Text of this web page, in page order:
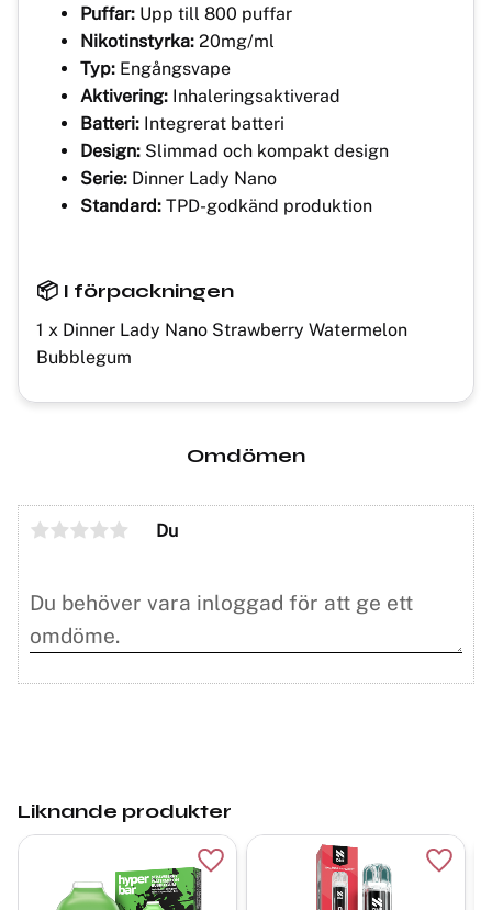
Puffar: Upp till 800 puffar
Nikotinstyrka: 20mg/ml
Typ: Engångsvape
Aktivering: Inhaleringsaktiverad
Batteri: Integrerat batteri
Design: Slimmad och kompakt design
Serie: Dinner Lady Nano
Standard: TPD-godkänd produktion
📦 I förpackningen
1 x Dinner Lady Nano Strawberry Watermelon
Bubblegum
Omdömen
Du
Liknande produkter
Lägg till i favoriter Lägg